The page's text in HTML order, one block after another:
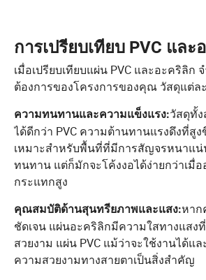
การเปรียบเทียบ PVC แ
เมื่อเปรียบเทียบแผ่น PVC และอะคริ
ต้องการของโครงการของคุณ วัสดุแต่
ความทนทานและความแข็งแรง:วัสดุทั้
ได้ดีกว่า PVC ความต้านทานแรงดึงที่
เหมาะสำหรับพื้นที่ที่มีการสัญจรหนาแน่
ทนทาน แต่ก็มักจะโค้งงอได้ง่ายกว่าเมื่
กระแทกสูง
คุณสมบัติด้านสุนทรียภาพและแสง:หาก
ชัดเจน แผ่นอะคริลิกมีความใสทางแสง
สวยงาม แผ่น PVC แม้ว่าจะใช้งานได้
ความสวยงามทางสายตาเป็นสิ่งสำคัญ